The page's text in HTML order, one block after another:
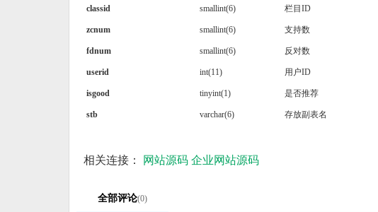
classid smallint(6) 栏目ID
zcnum smallint(6) 支持数
fdnum smallint(6) 反对数
userid int(11) 用户ID
isgood tinyint(1) 是否推荐
stb varchar(6) 存放副表名
相关连接： 网站源码 企业网站源码
全部评论(0)